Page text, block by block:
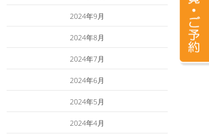
2024年9月
2024年8月
2024年7月
2024年6月
2024年5月
2024年4月